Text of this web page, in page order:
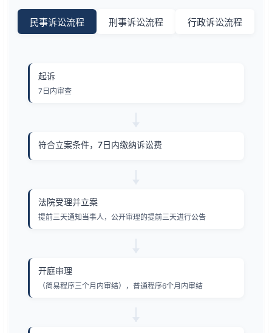
民事诉讼流程 刑事诉讼流程 行政诉讼流程
起诉
7日内审查
符合立案条件，7日内缴纳诉讼费
法院受理并立案
提前三天通知当事人，公开审理的提前三天进行公告
开庭审理
（简易程序三个月内审结），普通程序6个月内审结